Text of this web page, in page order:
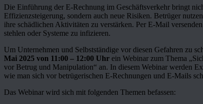
Die Einführung der E-Rechnung im Geschäftsverkehr bringt
Effizienzsteigerung, sondern auch neue Risiken. Betrüger
ihre schädlichen Aktivitäten zu verstärken. Per E-Mail
stehlen oder Systeme zu infizieren.
Um Unternehmen und Selbstständige vor diesen Gefahren zu
Mai 2025 von 11:00 – 12:00 Uhr ein Webinar zum Thema
vor Betrug und Manipulation“ an. In diesem Webinar werden
wie man sich vor betrügerischen E-Rechnungen und E-Mails
Das Webinar wird sich mit folgenden Themen befassen: